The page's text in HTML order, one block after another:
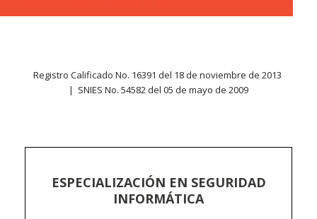
Registro Calificado No. 16391 del 18 de noviembre de 2013
| SNIES No. 54582 del 05 de mayo de 2009
ESPECIALIZACIÓN EN SEGURIDAD
INFORMÁTICA